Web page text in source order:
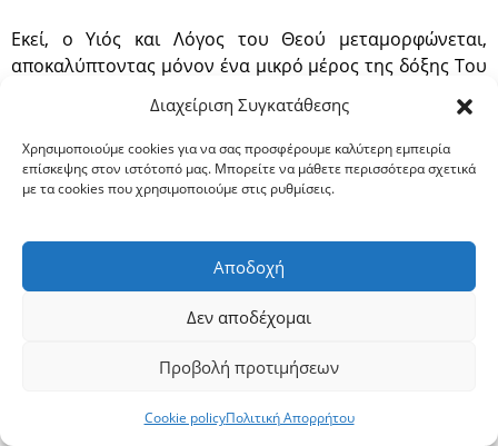
Διαχείριση Συγκατάθεσης
Χρησιμοποιούμε cookies για να σας προσφέρουμε καλύτερη εμπειρία
επίσκεψης στον ιστότοπό μας. Μπορείτε να μάθετε περισσότερα σχετικά
με τα cookies που χρησιμοποιούμε στις ρυθμίσεις.
Αποδοχή
Δεν αποδέχομαι
Προβολή προτιμήσεων
Cookie policyΠολιτική Απορρήτου
Εκεί, ο Υιός και Λόγος του Θεού μεταμορφώνεται,
αποκαλύπτοντας μόνον ένα μικρό μέρος της δόξης Του
στους μαθητές Του, το εκτυφλωτικό εκείνο άκτιστο
Φως. Της φανερώσεως αυτής του μυστηρίου της Αγ.
Τριάδος προηγήθηκε η ομολογία του Αποστόλου
Πέτρου στην Καισάρεια Φιλίππου, ενός από τους
αυτόπτες μάρτυρες του θαύματος της Μεταμορφώσεως
θεότητα του Χριστού και μετά από λίγο ο ίδιος ο
Χριστός επάνω στο Θαβώρ αποκαλύπτει την ταυτότητά
Του, την θεότητα, η οποία λάμπει ασυγκρίτως
περισσότερον από τον φυσικό ήλιο.
Η ελευθέρα συμμετοχή των ανθρώπων στο μεγάλο
γεγονός της σωτηρίας τους εκφράζεται πρωτίστως μέσα